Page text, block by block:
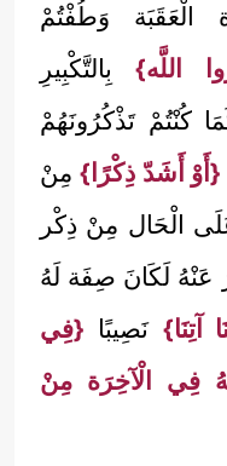
وَطُفْتُمْ
اللَّه}بِالتَّكْبِيرِ
كُنْتُمْ تَذْكُرُونَهُمْ
{أَوْ أَشَدّ ذِكْرًا}مِنْ
الْحَال مِنْ ذِكْر
عَنْهُ لَكَانَ صِفَة لَهُ
نَصِيبًا {فِي
فِي الْآخِرَة مِنْ